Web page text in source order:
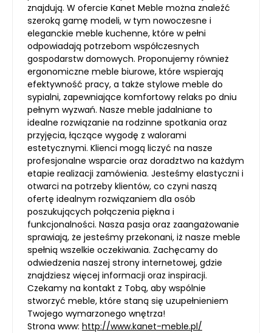
znajdują. W ofercie Kanet Meble można znaleźć
szeroką gamę modeli, w tym nowoczesne i
eleganckie meble kuchenne, które w pełni
odpowiadają potrzebom współczesnych
gospodarstw domowych. Proponujemy również
ergonomiczne meble biurowe, które wspierają
efektywność pracy, a także stylowe meble do
sypialni, zapewniające komfortowy relaks po dniu
pełnym wyzwań. Nasze meble jadalniane to
idealne rozwiązanie na rodzinne spotkania oraz
przyjęcia, łączące wygodę z walorami
estetycznymi. Klienci mogą liczyć na nasze
profesjonalne wsparcie oraz doradztwo na każdym
etapie realizacji zamówienia. Jesteśmy elastyczni i
otwarci na potrzeby klientów, co czyni naszą
ofertę idealnym rozwiązaniem dla osób
poszukujących połączenia piękna i
funkcjonalności. Nasza pasja oraz zaangażowanie
sprawiają, że jesteśmy przekonani, iż nasze meble
spełnią wszelkie oczekiwania. Zachęcamy do
odwiedzenia naszej strony internetowej, gdzie
znajdziesz więcej informacji oraz inspiracji.
Czekamy na kontakt z Tobą, aby wspólnie
stworzyć meble, które staną się uzupełnieniem
Twojego wymarzonego wnętrza!
Strona www: http://www.kanet-meble.pl/